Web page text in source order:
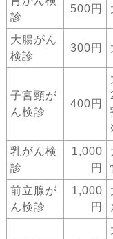
診
500円
大腸がん
検診
300円
子宮頸が
ん検診
400円
乳がん検
診
1,000
円
前立腺が
ん検診
1,000
円